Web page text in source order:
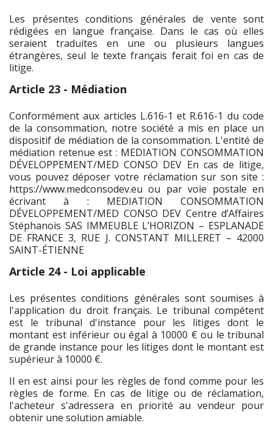
Les présentes conditions générales de vente sont
rédigées en langue française. Dans le cas où elles
seraient traduites en une ou plusieurs langues
étrangères, seul le texte français ferait foi en cas de
litige.
Article 23 - Médiation
Conformément aux articles L.616-1 et R.616-1 du code
de la consommation, notre société a mis en place un
dispositif de médiation de la consommation. L'entité de
médiation retenue est : MEDIATION CONSOMMATION
DÉVELOPPEMENT/MED CONSO DEV En cas de litige,
vous pouvez déposer votre réclamation sur son site :
https://www.medconsodev.eu ou par voie postale en
écrivant à : MEDIATION CONSOMMATION
DÉVELOPPEMENT/MED CONSO DEV Centre d’Affaires
Stéphanois SAS IMMEUBLE L’HORIZON – ESPLANADE
DE FRANCE 3, RUE J. CONSTANT MILLERET – 42000
SAINT-ÉTIENNE
Article 24 - Loi applicable
Les présentes conditions générales sont soumises à
l'application du droit français. Le tribunal compétent
est le tribunal d'instance pour les litiges dont le
montant est inférieur ou égal à 10000 € ou le tribunal
de grande instance pour les litiges dont le montant est
supérieur à 10000 €.
Il en est ainsi pour les règles de fond comme pour les
règles de forme. En cas de litige ou de réclamation,
l'acheteur s'adressera en priorité au vendeur pour
obtenir une solution amiable.